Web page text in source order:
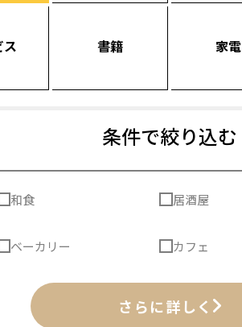
ス 書籍 家電
条件で絞り込む
和食 居酒屋
ベーカリー カフェ
さらに詳しく